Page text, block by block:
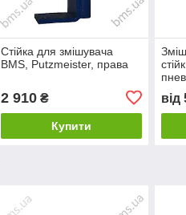
Стійка для змішувача
BMS, Putzmeister, права
2 910₴
Купити
від